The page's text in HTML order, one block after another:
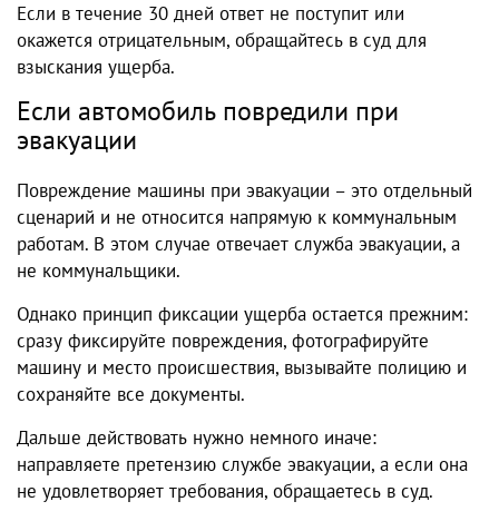
Если в течение 30 дней ответ не поступит или
окажется отрицательным, обращайтесь в суд для
взыскания ущерба.
Если автомобиль повредили при
эвакуации
Повреждение машины при эвакуации – это отдельный
сценарий и не относится напрямую к коммунальным
работам. В этом случае отвечает служба эвакуации, а
не коммунальщики.
Однако принцип фиксации ущерба остается прежним:
сразу фиксируйте повреждения, фотографируйте
машину и место происшествия, вызывайте полицию и
сохраняйте все документы.
Дальше действовать нужно немного иначе:
направляете претензию службе эвакуации, а если она
не удовлетворяет требования, обращаетесь в суд.